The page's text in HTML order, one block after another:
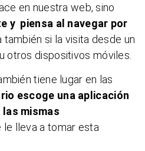
en nuestra web, sino
y piensa al navegar por
también si la visita desde un
u otros dispositivos móviles.
tiene lugar en las
escoge una aplicación
mismas
le lleva a tomar esta